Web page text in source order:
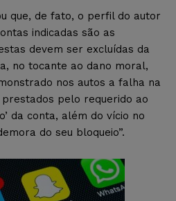
que, de fato, o perfil do autor
indicadas são as
devem ser excluídas da
no tocante ao dano moral,
nos autos a falha na
pelo requerido ao
da conta, além do vício no
do seu bloqueio”.